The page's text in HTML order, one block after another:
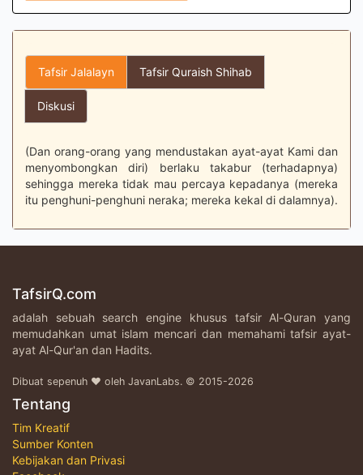
Tafsir Jalalayn Tafsir Quraish Shihab
Diskusi
(Dan orang-orang yang mendustakan ayat-ayat Kami dan
menyombongkan diri) berlaku takabur (terhadapnya)
sehingga mereka tidak mau percaya kepadanya (mereka
itu penghuni-penghuni neraka; mereka kekal di dalamnya).
TafsirQ.com
adalah sebuah search engine khusus tafsir Al-Quran yang
memudahkan umat islam mencari dan memahami tafsir ayat-
ayat Al-Qur'an dan Hadits.
Dibuat sepenuh ♥ oleh JavanLabs. © 2015-2026
Tentang
Tim Kreatif
Sumber Konten
Kebijakan dan Privasi